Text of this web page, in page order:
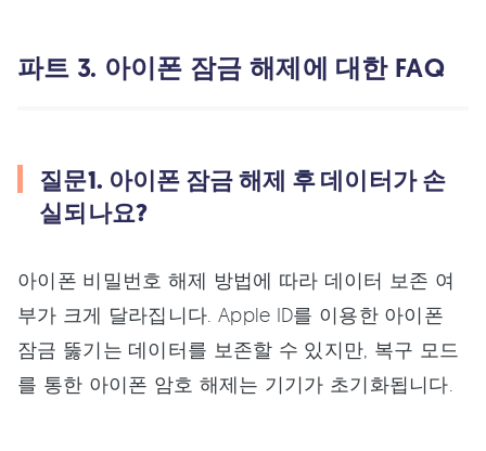
파트 3. 아이폰 잠금 해제에 대한 FAQ
질문1. 아이폰 잠금 해제 후 데이터가 손
실되나요?
아이폰 비밀번호 해제 방법에 따라 데이터 보존 여
부가 크게 달라집니다. Apple ID를 이용한 아이폰
잠금 뚫기는 데이터를 보존할 수 있지만, 복구 모드
를 통한 아이폰 암호 해제는 기기가 초기화됩니다.